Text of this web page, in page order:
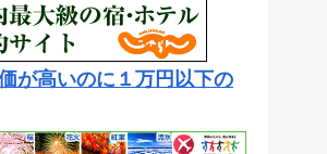
が高いのに１万円以下の